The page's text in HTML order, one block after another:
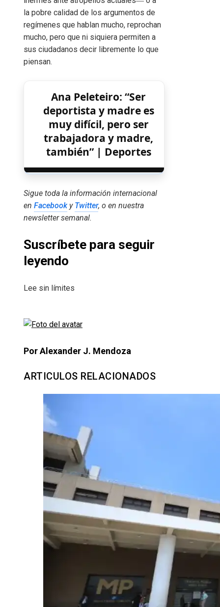
la pobre calidad de los argumentos de
regímenes que hablan mucho, reprochan
mucho, pero que ni siquiera permiten a
sus ciudadanos decir libremente lo que
piensan.
Ana Peleteiro: “Ser
deportista y madre es
muy difícil, pero ser
trabajadora y madre,
también” | Deportes
Sigue toda la información internacional
en Facebooky Twitter, o en nuestra
newsletter semanal.
Suscríbete para seguir
leyendo
Lee sin límites
Por Alexander J. Mendoza
ARTICULOS RELACIONADOS